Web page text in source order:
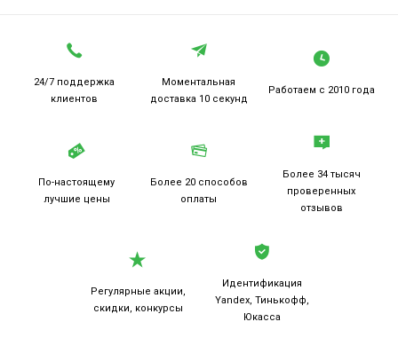
24/7 поддержка
клиентов
Моментальная
доставка 10 секунд
Работаем с 2010 года
По-настоящему
лучшие цены
Более 20 способов
оплаты
Более 34 тысяч
проверенных
отзывов
Регулярные акции,
скидки, конкурсы
Идентификация
Yandex, Тинькофф,
Юкасса